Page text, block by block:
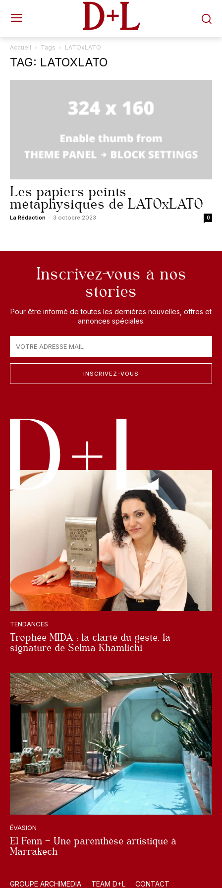
D+L
Accueil Tags LATOxLATO
TAG: LATOXLATO
Les papiers peints
métaphysiques de LATOxLATO
La Rédaction - 3 octobre 2023 0
Inscrivez-vous à nos
stories
Pour être informé de toutes les dernières nouvelles, offres et
annonces spéciales.
INSCRIVEZ-VOUS
TENDANCES
Trophée MIDA : la clarté du geste, la
signature de Selma Khamlichi
ÉVASION
El Fenn – Une parenthèse artistique à
Marrakech
GROUPE ARCHIMEDIA TEAM D+L CONTACT